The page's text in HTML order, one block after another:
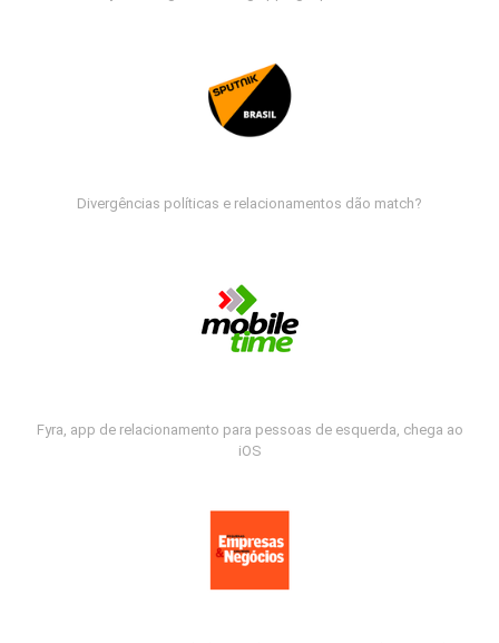
Divergências políticas e relacionamentos dão match?
Fyra, app de relacionamento para pessoas de esquerda, chega ao
iOS